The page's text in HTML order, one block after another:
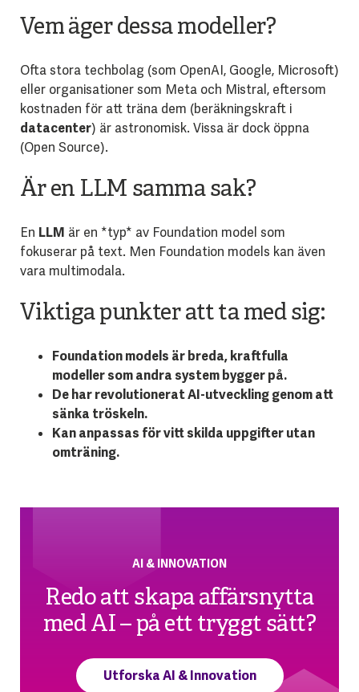
Vem äger dessa modeller?
Ofta stora techbolag (som OpenAI, Google, Microsoft)
eller organisationer som Meta och Mistral, eftersom
kostnaden för att träna dem (beräkningskraft i
datacenter) är astronomisk. Vissa är dock öppna
(Open Source).
Är en LLM samma sak?
En LLM är en *typ* av Foundation model som
fokuserar på text. Men Foundation models kan även
vara multimodala.
Viktiga punkter att ta med sig:
Foundation models är breda, kraftfulla
modeller som andra system bygger på.
De har revolutionerat AI-utveckling genom att
sänka tröskeln.
Kan anpassas för vitt skilda uppgifter utan
omträning.
AI & INNOVATION
Redo att skapa affärsnytta
med AI – på ett tryggt sätt?
Utforska AI & Innovation